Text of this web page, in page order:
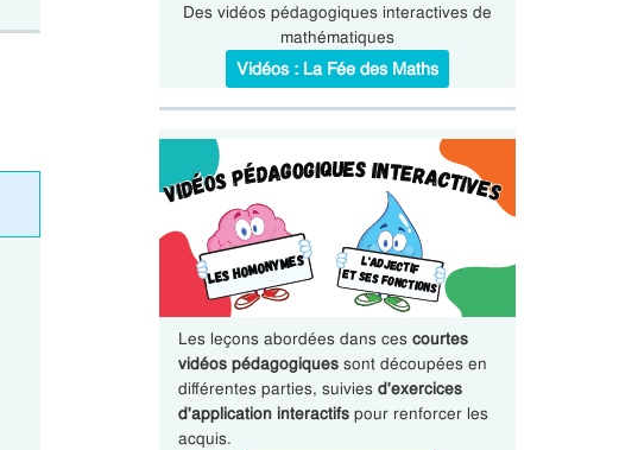
Des vidéos pédagogiques interactives de
mathématiques
Vidéos : La Fée des Maths
Les leçons abordées dans ces courtes
vidéos pédagogiquessont découpées en
différentes parties, suivies d'exercices
d'application interactifspour renforcer les
acquis.